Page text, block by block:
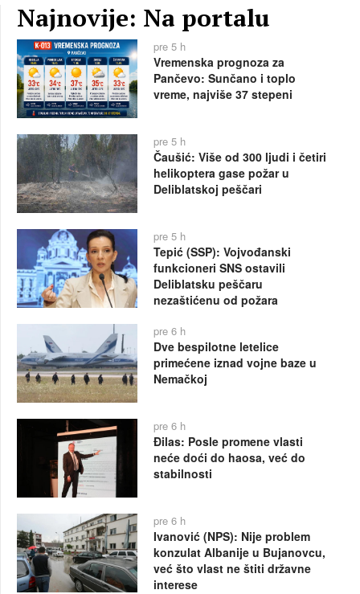
Najnovije: Na portalu
pre 5 h
Vremenska prognoza za
Pančevo: Sunčano i toplo
vreme, najviše 37 stepeni
pre 5 h
Čaušić: Više od 300 ljudi i četiri
helikoptera gase požar u
Deliblatskoj peščari
pre 5 h
Tepić (SSP): Vojvođanski
funkcioneri SNS ostavili
Deliblatsku peščaru
nezaštićenu od požara
pre 6 h
Dve bespilotne letelice
primećene iznad vojne baze u
Nemačkoj
pre 6 h
Đilas: Posle promene vlasti
neće doći do haosa, već do
stabilnosti
pre 6 h
Ivanović (NPS): Nije problem
konzulat Albanije u Bujanovcu,
već što vlast ne štiti državne
interese